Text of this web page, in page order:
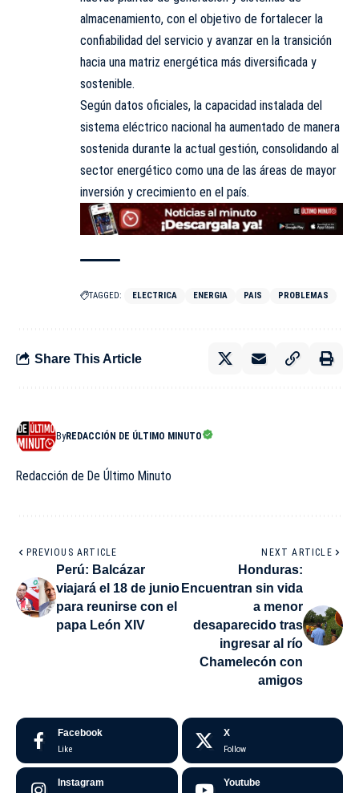
almacenamiento, con el objetivo de fortalecer la
confiabilidad del servicio y avanzar en la transición
hacia una matriz energética más diversificada y
sostenible.
Según datos oficiales, la capacidad instalada del
sistema eléctrico nacional ha aumentado de manera
sostenida durante la actual gestión, consolidando al
sector energético como una de las áreas de mayor
inversión y crecimiento en el país.
TAGGED: ELECTRICA ENERGIA PAIS PROBLEMAS
Share This Article
ByREDACCIÓN DE ÚLTIMO MINUTO
Redacción de De Último Minuto
PREVIOUS ARTICLE
Perú: Balcázar
viajará el 18 de junio
para reunirse con el
papa León XIV
NEXT ARTICLE
Honduras:
Encuentran sin vida
a menor
desaparecido tras
ingresar al río
Chamelecón con
amigos
Facebook
Like
X
Follow
Instagram Youtube